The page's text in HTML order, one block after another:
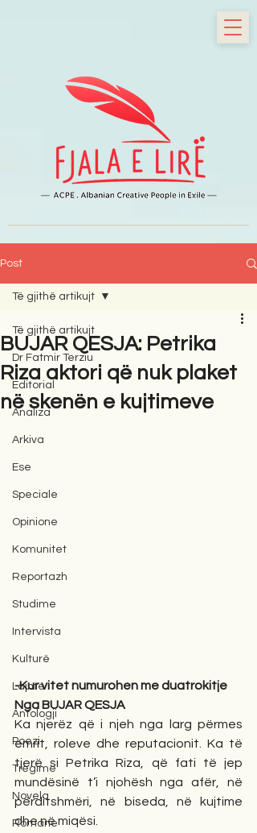
Post
Të gjithë artikujt
Dr Fatmir Terziu
Editorial
Analiza
Arkiva
Ese
Speciale
Opinione
Komunitet
Reportazh
Studime
Intervista
Kulturë
Lajme
Antologji
Poezi
Tregime
Novela
Romane
Të gjithë artikujt
BUJAR QESJA: Petrika
Riza aktori që nuk plaket
në skenën e kujtimeve
-Kur vitet numurohen me duatrokitje
Nga BUJAR QESJA
Ka njerëz që i njeh nga larg përmes
emrit, roleve dhe reputacionit. Ka të
tjerë si Petrika Riza, që fati të jep
mundësinë t’i njohësh nga afër, në
përditshmëri, në biseda, në kujtime
dhe në miqësi.